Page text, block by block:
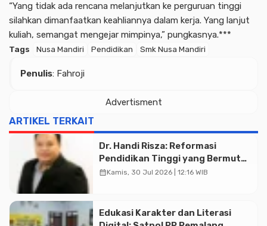
“Yang tidak ada rencana melanjutkan ke perguruan tinggi
silahkan dimanfaatkan keahliannya dalam kerja. Yang lanjut
kuliah, semangat mengejar mimpinya,” pungkasnya.***
Tags Nusa Mandiri Pendidikan Smk Nusa Mandiri
Penulis: Fahroji
Advertisment
ARTIKEL TERKAIT
Dr. Handi Risza: Reformasi
Pendidikan Tinggi yang Bermutu
dan Terintegrasi Menuju
calendar_monthKamis, 30 Jul 2026 | 12:16 WIB
Edukasi Karakter dan Literasi